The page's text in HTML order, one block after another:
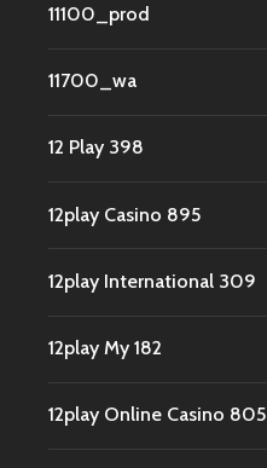
11100_prod
11700_wa
12 Play 398
12play Casino 895
12play International 309
12play My 182
12play Online Casino 805